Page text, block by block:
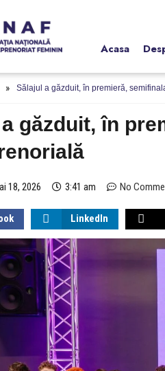
Acasa
» Sălajul a găzduit, în premieră,
găzduit, în
18, 2026 3:41 am No
LinkedIn